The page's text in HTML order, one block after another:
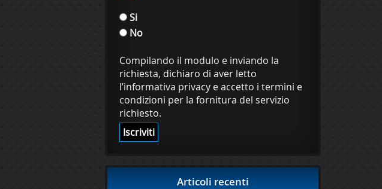
Si
No
Compilando il modulo e inviando la
richiesta, dichiaro di aver letto
l’informativa privacy e accetto i termini e
condizioni per la fornitura del servizio
richiesto.
Articoli recenti